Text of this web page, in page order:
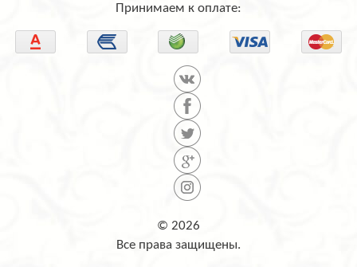
Принимаем к оплате:
© 2026
Все права защищены.